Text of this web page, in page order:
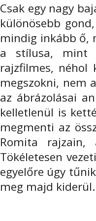
Csak egy nagy
különösebb
mindig inkább ő,
a stílusa, mint
rajzfilmes,
megszokni, nem
az ábrázolásai
kelletlenül is
megmenti az
Romita rajzain,
Tökéletesen
egyelőre úgy
meg majd kiderül.